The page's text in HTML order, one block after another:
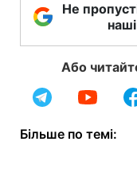
Не
Або
Більше по темі: